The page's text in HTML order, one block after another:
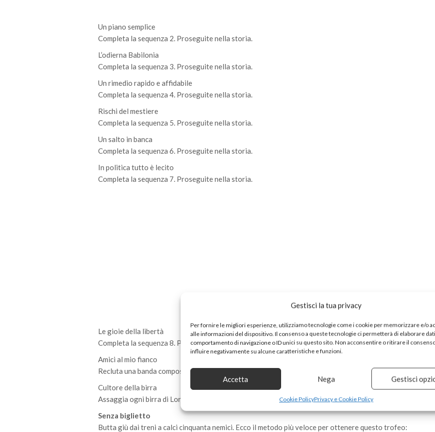
Gestisci la tua privacy
Per fornire le migliori esperienze, utilizziamo tecnologie come i cookie per memorizzare e/o
alle informazioni del dispositivo. Il consenso a queste tecnologie ci permetterà di elaborare
comportamento di navigazione o ID unici su questo sito. Non acconsentire o ritirare il
influire negativamente su alcune caratteristiche e funzioni.
Accetta Nega Gestisci
Cookie PolicyPrivacy e Cookie Policy
Un piano semplice
Completa la sequenza 2. Proseguite nella storia.
L’odierna Babilonia
Completa la sequenza 3. Proseguite nella storia.
Un rimedio rapido e affidabile
Completa la sequenza 4. Proseguite nella storia.
Rischi del mestiere
Completa la sequenza 5. Proseguite nella storia.
Un salto in banca
Completa la sequenza 6. Proseguite nella storia.
In politica tutto è lecito
Completa la sequenza 7. Proseguite nella storia.
Le gioie della libertà
Completa la sequenza 8. Proseguite nella storia.
Amici al mio fianco
Recluta una banda composta da 5 alleati.
Cultore della birra
Assaggia ogni birra di Londra.
Senza biglietto
Butta giù dai treni a calci cinquanta nemici. Ecco il metodo più veloce per ottenere questo trofeo: